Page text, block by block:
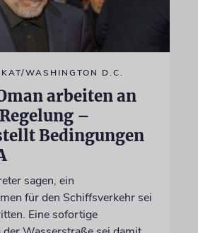
WASHINGTON D.C.
arbeiten an
–
Bedingungen
sagen, ein
für den Schiffsverkehr sei
Eine sofortige